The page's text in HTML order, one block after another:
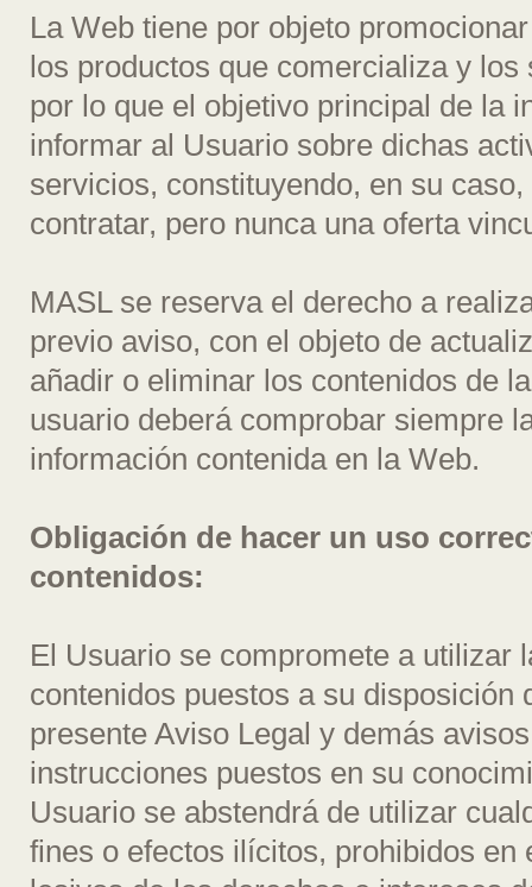
La Web tiene por objeto
los productos que comercializa y
por lo que el objetivo principal de la
informar al Usuario sobre dichas
servicios, constituyendo, en su
contratar, pero nunca una oferta
MASL se reserva el derecho a
previo aviso, con el objeto de
añadir o eliminar los contenidos de
usuario deberá comprobar siempre
información contenida en la Web.
Obligación de hacer un uso
contenidos:
El Usuario se compromete a utilizar
contenidos puestos a su disposición
presente Aviso Legal y demás
instrucciones puestos en su
Usuario se abstendrá de utilizar
fines o efectos ilícitos, prohibidos en